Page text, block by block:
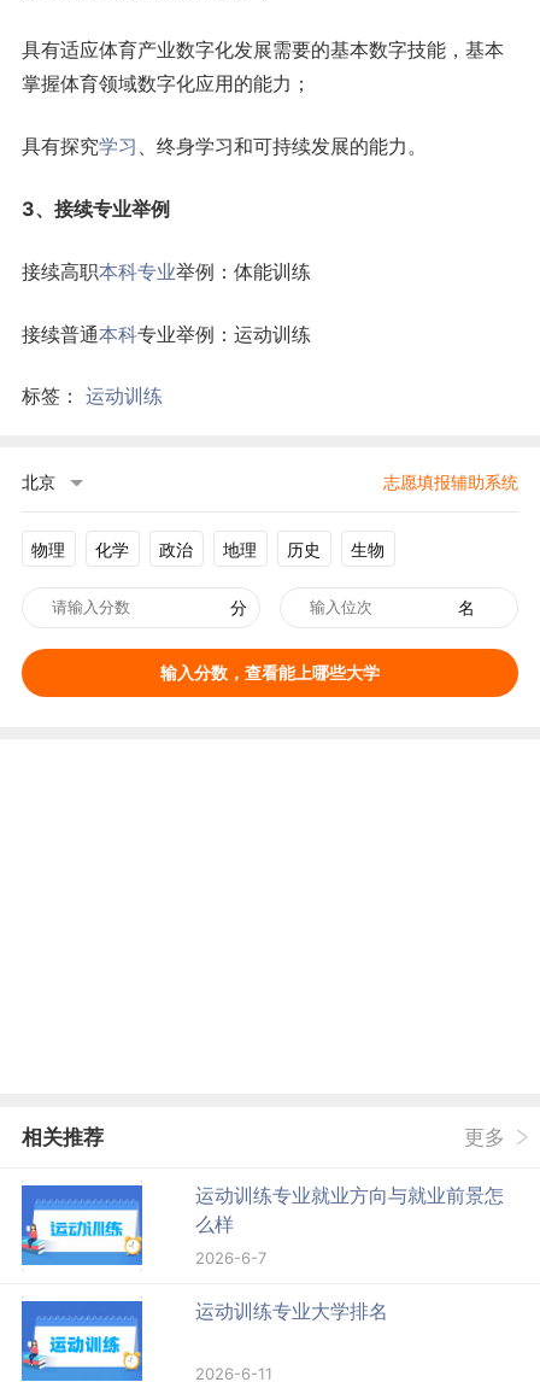
具有适应体育产业数字化发展需要的基本数字技能，基本
掌握体育领域数字化应用的能力；
具有探究学习 、终身学习和可持续发展的能力。
3、接续专业举例
接续高职本科专业举例：体能训练
接续普通本科专业举例：运动训练
标签： 运动训练
北京 志愿填报辅助系统
物理 化学 政治 地理 历史 生物
分 名
输入分数，查看能上哪些大学
相关推荐 更多
运动训练专业就业方向与就业前景怎
么样
2026-6-7
运动训练专业大学排名
2026-6-11